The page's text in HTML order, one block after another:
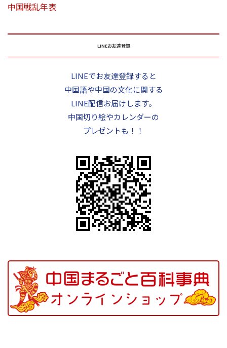
中国戦乱年表
LINEお友達登録
LINEでお友達登録すると
中国語や中国の文化に関する
LINE配信お届けします。
中国切り絵やカレンダーの
プレゼントも！！